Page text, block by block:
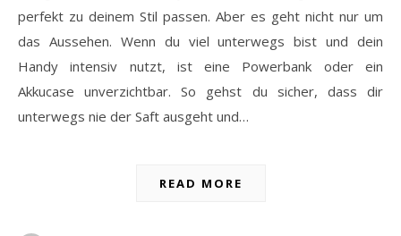
perfekt zu deinem Stil passen. Aber es geht nicht nur um
das Aussehen. Wenn du viel unterwegs bist und dein
Handy intensiv nutzt, ist eine Powerbank oder ein
Akkucase unverzichtbar. So gehst du sicher, dass dir
unterwegs nie der Saft ausgeht und…
READ MORE